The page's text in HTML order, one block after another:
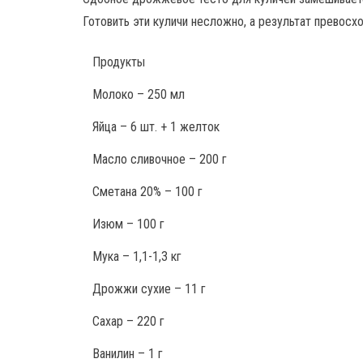
Готовить эти куличи несложно, а результат
Продукты
Молоко – 250 мл
Яйца – 6 шт. + 1 желток
Масло сливочное – 200 г
Сметана 20% – 100 г
Изюм – 100 г
Мука – 1,1-1,3 кг
Дрожжи сухие – 11 г
Сахар – 220 г
Ванилин – 1 г